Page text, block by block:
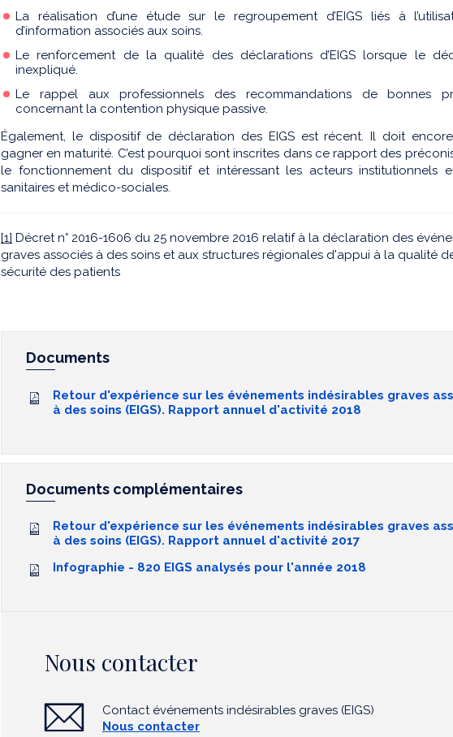
La réalisation d’une étude sur le regroupement d’EIGS liés à
d’information associés aux soins.
Le renforcement de la qualité des déclarations d’EIGS lorsque le
inexpliqué.
Le rappel aux professionnels des recommandations de bonnes
concernant la contention physique passive.
Également, le dispositif de déclaration des EIGS est récent. Il doit
gagner en maturité. C’est pourquoi sont inscrites dans ce rapport des
le fonctionnement du dispositif et intéressant les acteurs institutionnels
sanitaires et médico-sociales.
[1] Décret n° 2016-1606 du 25 novembre 2016 relatif à la déclaration des
graves associés à des soins et aux structures régionales d'appui à la qualité
sécurité des patients
Documents
Retour d'expérience sur les événements indésirables graves
à des soins (EIGS). Rapport annuel d'activité 2018
Documents complémentaires
Retour d'expérience sur les événements indésirables graves
à des soins (EIGS). Rapport annuel d'activité 2017
Infographie - 820 EIGS analysés pour l'année 2018
Nous contacter
Contact événements indésirables graves (EIGS)
Nous contacter